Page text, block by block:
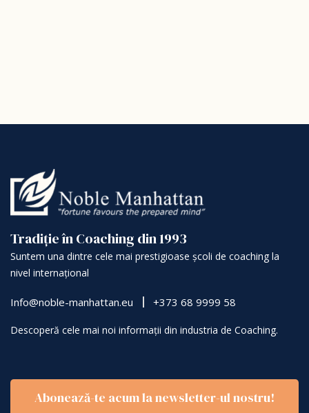
Tradiție în Coaching din 1993
Suntem una dintre cele mai prestigioase școli de coaching la
nivel internațional
Info@noble-manhattan.eu +373 68 9999 58
Descoperă cele mai noi informații din industria de Coaching.
Abonează-te acum la newsletter-ul nostru!